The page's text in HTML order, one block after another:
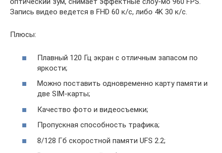
Запись видео ведется в FHD 60 к/с, либо 4K 30 к/с.
Плюсы:
Плавный 120 Гц экран с отличным запасом по
яркости;
Можно поставить одновременно карту памяти и
две SIM-карты;
Качество фото и видеосъемки;
Пропускная способность трафика;
8/128 Гб скоростной памяти UFS 2.2;